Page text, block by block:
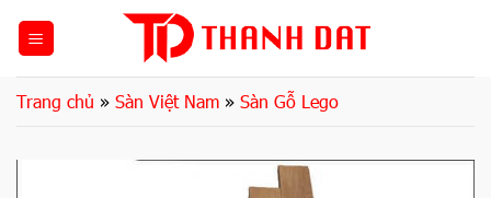
dungTrang chủ » Sàn Việt Nam » Sàn Gỗ Lego